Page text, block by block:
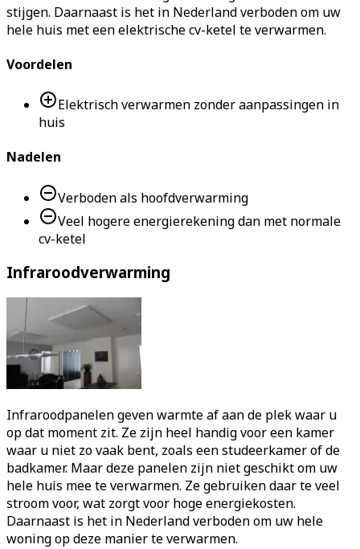
stijgen. Daarnaast is het in Nederland verboden om uw
hele huis met een elektrische cv-ketel te verwarmen.
Voordelen
Elektrisch verwarmen zonder aanpassingen in
huis
Nadelen
Verboden als hoofdverwarming
Veel hogere energierekening dan met normale
cv-ketel
Infraroodverwarming
Infraroodpanelen geven warmte af aan de plek waar u
op dat moment zit. Ze zijn heel handig voor een kamer
waar u niet zo vaak bent, zoals een studeerkamer of de
badkamer. Maar deze panelen zijn niet geschikt om uw
hele huis mee te verwarmen. Ze gebruiken daar te veel
stroom voor, wat zorgt voor hoge energiekosten.
Daarnaast is het in Nederland verboden om uw hele
woning op deze manier te verwarmen.